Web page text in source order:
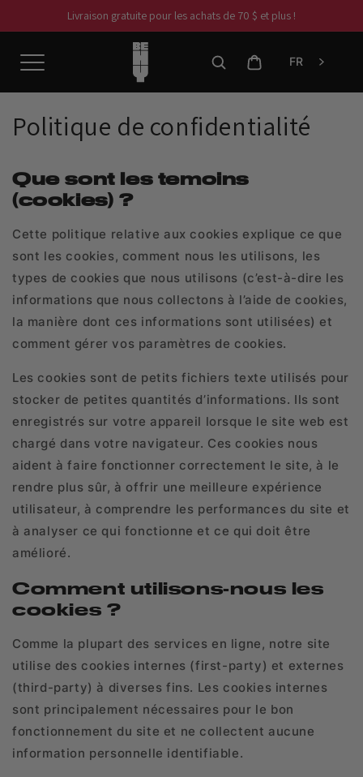
au
Livraison gratuite pour les achats de 70 $ et plus !
Panier FR
Politique de confidentialité
Que sont les temoins
(cookies) ?
Cette politique relative aux cookies explique ce que
sont les cookies, comment nous les utilisons, les
types de cookies que nous utilisons (c’est-à-dire les
informations que nous collectons à l’aide de cookies,
la manière dont ces informations sont utilisées) et
comment gérer vos paramètres de cookies.
Les cookies sont de petits fichiers texte utilisés pour
stocker de petites quantités d’informations. Ils sont
enregistrés sur votre appareil lorsque le site web est
chargé dans votre navigateur. Ces cookies nous
aident à faire fonctionner correctement le site, à le
rendre plus sûr, à offrir une meilleure expérience
utilisateur, à comprendre les performances du site et
à analyser ce qui fonctionne et ce qui doit être
amélioré.
Comment utilisons-nous les
cookies ?
Comme la plupart des services en ligne, notre site
utilise des cookies internes (first-party) et externes
(third-party) à diverses fins. Les cookies internes
sont principalement nécessaires pour le bon
fonctionnement du site et ne collectent aucune
information personnelle identifiable.